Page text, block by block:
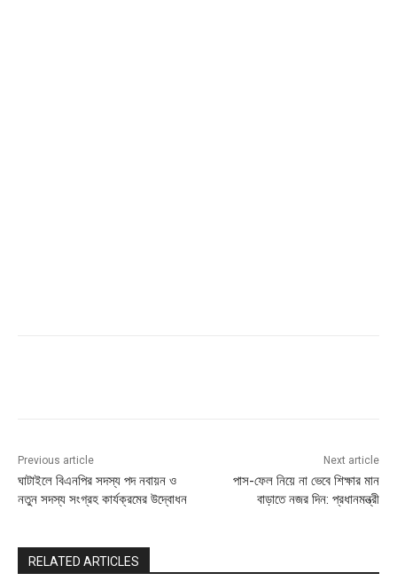
Previous article
ঘাটাইলে বিএনপির সদস্য পদ নবায়ন ও
নতুন সদস্য সংগ্রহ কার্যক্রমের উদ্বোধন
Next article
পাস-ফেল নিয়ে না ভেবে শিক্ষার মান
বাড়াতে নজর দিন: প্রধানমন্ত্রী
RELATED ARTICLES